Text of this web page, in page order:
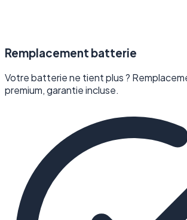
Remplacement batterie
Votre batterie ne tient plus ?
premium, garantie incluse.